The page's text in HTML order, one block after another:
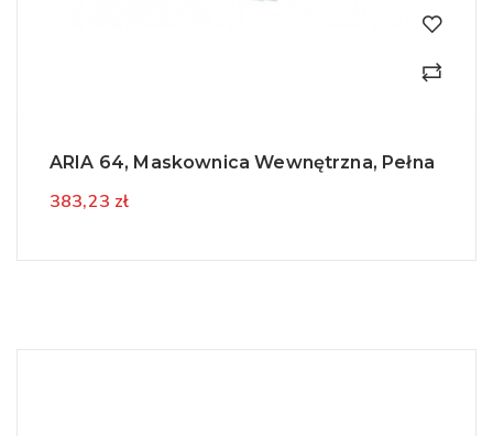
ARIA 64, Maskownica Wewnętrzna, Pełna
383,23 zł